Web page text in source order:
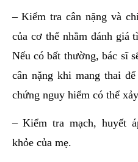
– Kiểm tra cân nặng và
của cơ thể nhằm đánh giá
Nếu có bất thường, bác sĩ
cân nặng khi mang thai
chứng nguy hiểm có thể
– Kiểm tra mạch, huyết
khỏe của mẹ.